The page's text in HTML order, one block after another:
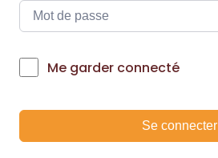
Me garder connecté
Se connecter